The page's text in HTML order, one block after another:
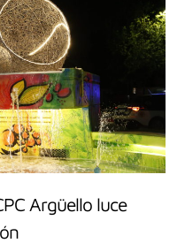
Argüello luce